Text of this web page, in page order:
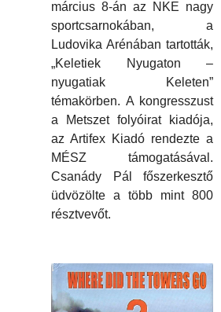
március 8-án az NKE nagy
sportcsarnokában, a
Ludovika Arénában tartották,
„Keletiek Nyugaton –
nyugatiak Keleten”
témakörben. A kongresszust
a Metszet folyóirat kiadója,
az Artifex Kiadó rendezte a
MÉSZ támogatásával.
Csanády Pál főszerkesztő
üdvözölte a több mint 800
résztvevőt.